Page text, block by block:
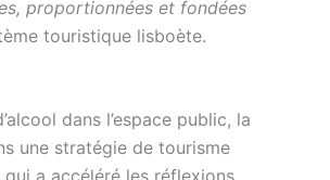
proportionnées et fondées
touristique lisboète.
dans l’espace public, la
une stratégie de tourisme